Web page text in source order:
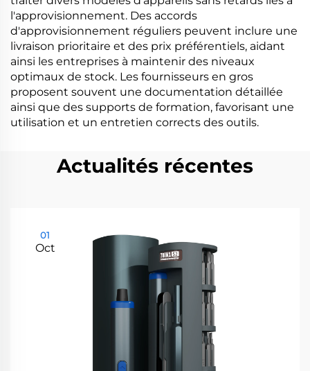
l'approvisionnement. Des accords
d'approvisionnement réguliers peuvent inclure une
livraison prioritaire et des prix préférentiels, aidant
ainsi les entreprises à maintenir des niveaux
optimaux de stock. Les fournisseurs en gros
proposent souvent une documentation détaillée
ainsi que des supports de formation, favorisant une
utilisation et un entretien corrects des outils.
Actualités récentes
01
Oct